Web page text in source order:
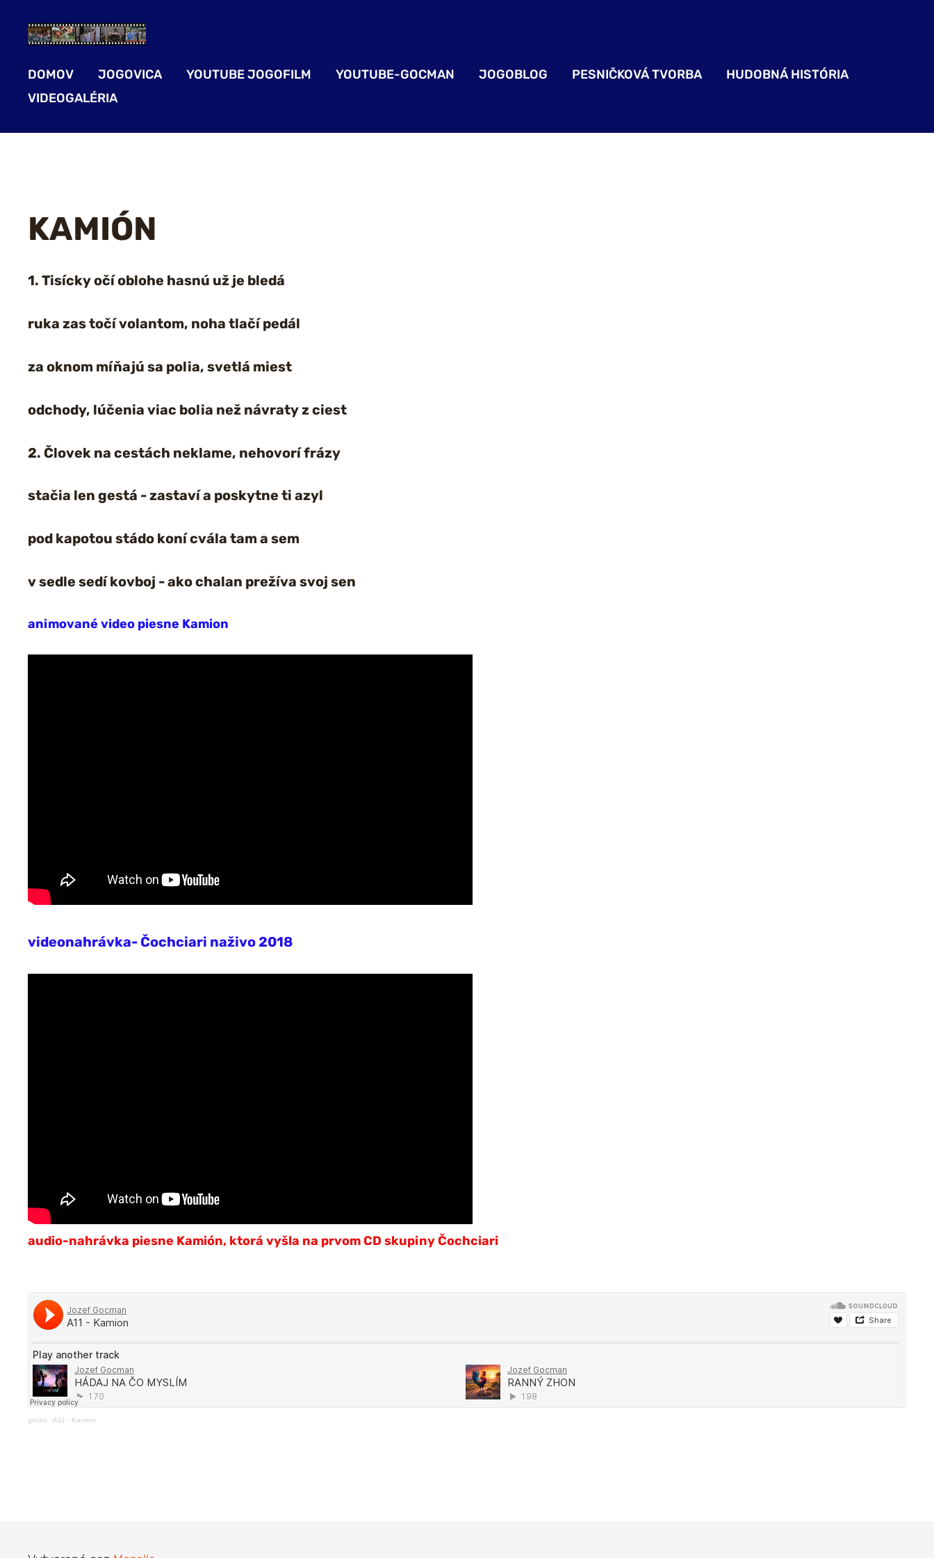
DOMOV JOGOVICA YOUTUBE JOGOFILM YOUTUBE-GOCMAN JOGOBLOG PESNIČKOVÁ TVORBA
HUDOBNÁ HISTÓRIA
VIDEOGALÉRIA
KAMIÓN
1. Tisícky očí oblohe hasnú už je bledá
ruka zas točí volantom, noha tlačí pedál
za oknom míňajú sa polia, svetlá miest
odchody, lúčenia viac bolia než návraty z ciest
2. Človek na cestách neklame, nehovorí frázy
stačia len gestá - zastaví a poskytne ti azyl
pod kapotou stádo koní cvála tam a sem
v sedle sedí kovboj - ako chalan prežíva svoj sen
animované video piesne Kamion
videonahrávka- Čochciari naživo 2018
audio-nahrávka piesne Kamión, ktorá vyšla na prvom CD skupiny Čochciari
gocko · A11 - Kamion